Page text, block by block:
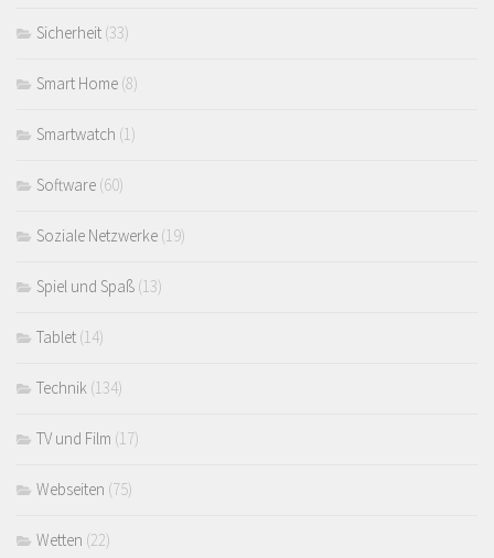
Sicherheit (33)
Smart Home (8)
Smartwatch (1)
Software (60)
Soziale Netzwerke (19)
Spiel und Spaß (13)
Tablet (14)
Technik (134)
TV und Film (17)
Webseiten (75)
Wetten (22)